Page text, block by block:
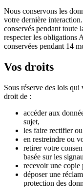
Nous conservons les
votre dernière
conservés pendant toute
respecter les obligations
conservées pendant 14
Vos droits
Sous réserve des lois
droit de :
accéder aux
sujet,
les faire rectifier
en restreindre ou
retirer votre
basée sur les
recevoir une copie
déposer une
protection des